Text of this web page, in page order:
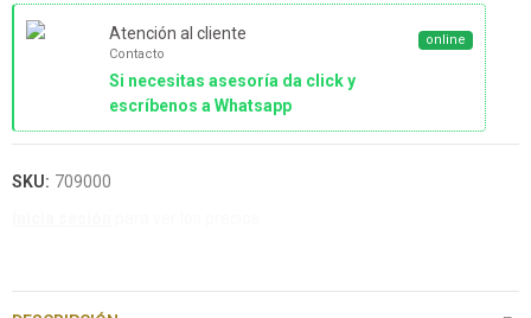
Atención al cliente
Contacto
Si necesitas asesoría da click y
escríbenos a Whatsapp
online
SKU: 709000